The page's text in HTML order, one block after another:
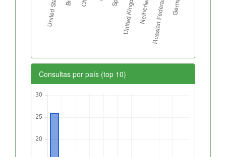
Consultas por país (top 10)